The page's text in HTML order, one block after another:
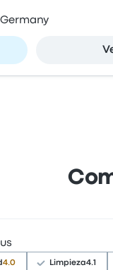
4.0 Limpieza4.1